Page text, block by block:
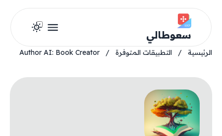
سعوطالي
الرئيسية / التطبيقات المتوفرة /
Author AI: Book Creator